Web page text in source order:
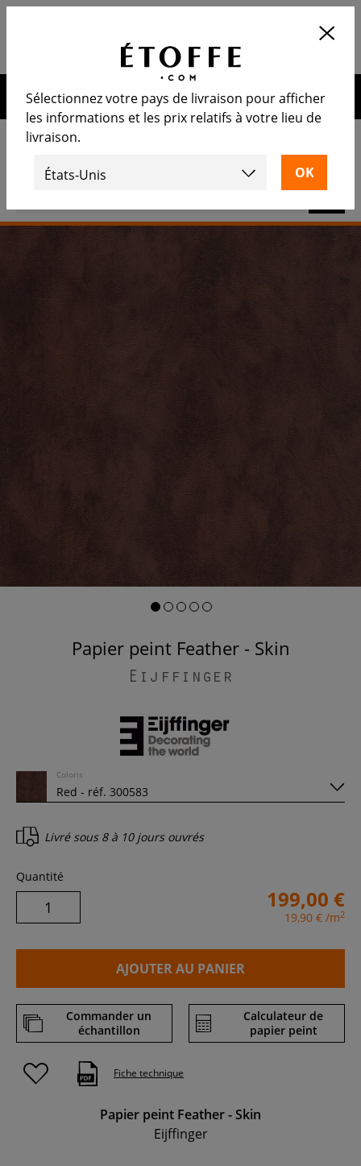
Calculez le nombre de rouleaux
nécessaire
OUVRIR
inscrivant à notre newsletter
Papier peint Feather - Skin
Eijffinger
Coloris
Livré sous 8 à 10 jours ouvrés
Quantité
199,00 €
19,90 € /m2
AJOUTER AU PANIER
Commander un
échantillon
Calculateur de
papier peint
Fiche technique
Papier peint Feather - Skin
Eijffinger
Sélectionnez votre pays de livraison pour afficher
les informations et les prix relatifs à votre lieu de
livraison.